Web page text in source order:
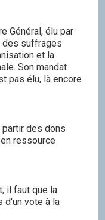
Général, élu par
des suffrages
et la
Son mandat
pas élu, là encore
partir des dons
ressource
il faut que la
d'un vote à la